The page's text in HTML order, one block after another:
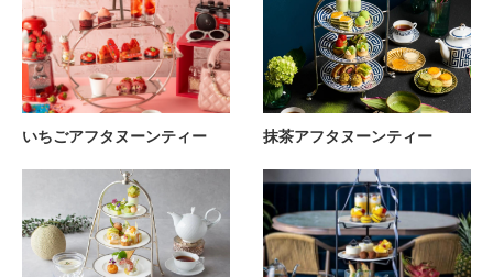
いちごアフタヌーンティー 抹茶アフタヌーンティー